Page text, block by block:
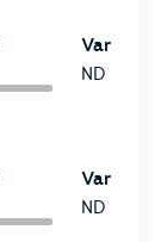
Var
ND
Var
ND